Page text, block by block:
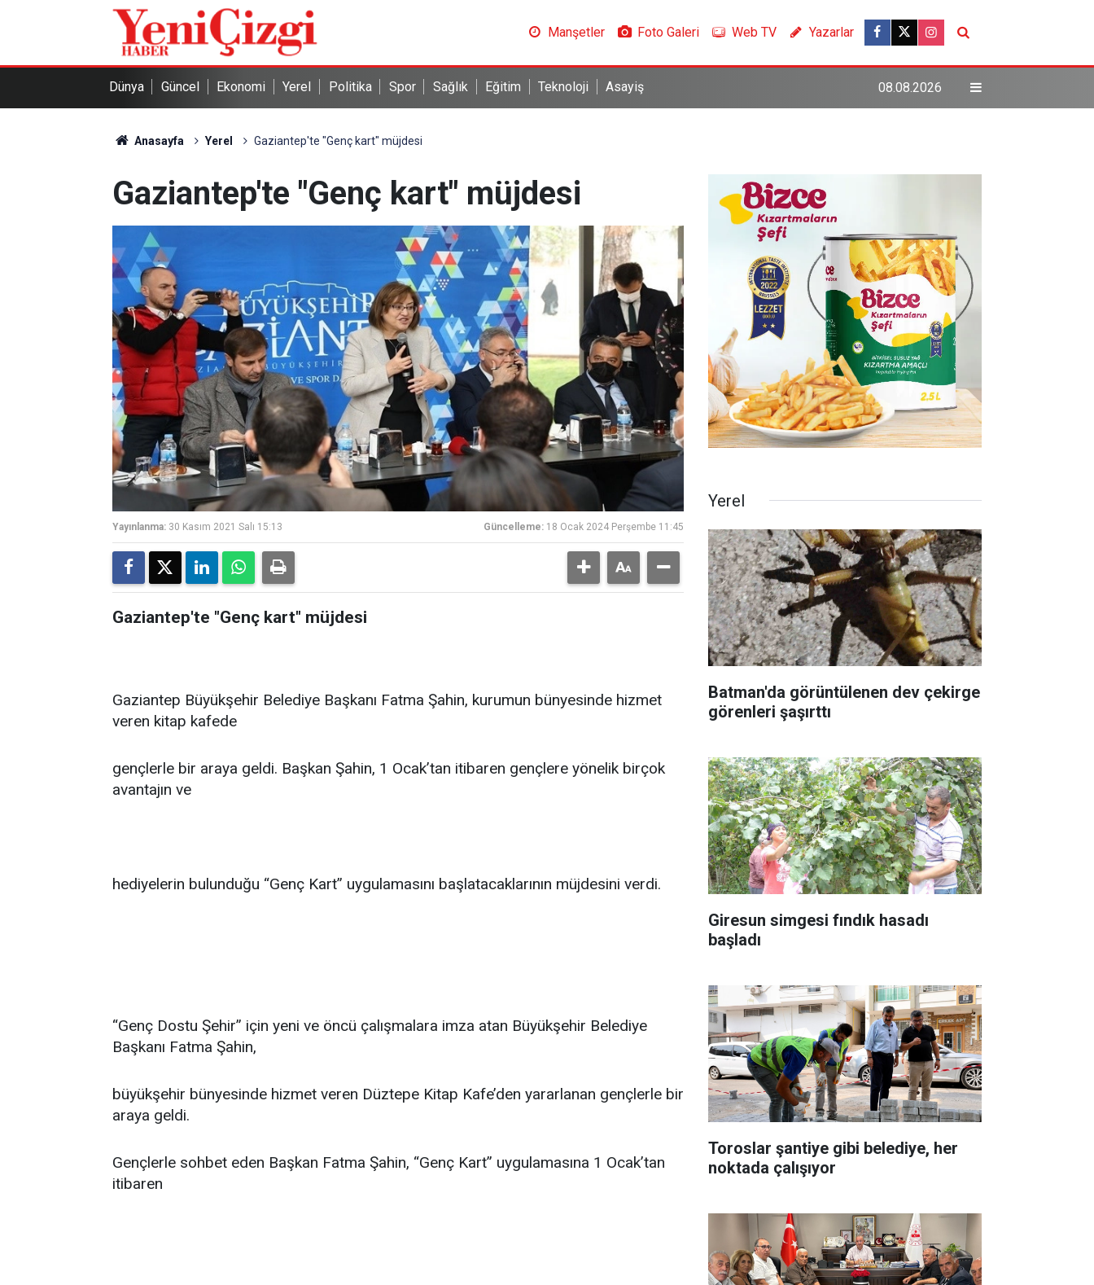
Manşetler Foto Galeri Web TV Yazarlar
Dünya Güncel Ekonomi Yerel Politika Spor Sağlık Eğitim Teknoloji Asayiş 08.08.2026
Anasayfa Yerel Gaziantep'te "Genç kart" müjdesi
Gaziantep'te "Genç kart" müjdesi
Yayınlanma: 30 Kasım 2021 Salı 15:13 Güncelleme: 18 Ocak 2024 Perşembe 11:45
Gaziantep'te "Genç kart" müjdesi
Gaziantep Büyükşehir Belediye Başkanı Fatma Şahin, kurumun bünyesinde hizmet
veren kitap kafede
gençlerle bir araya geldi. Başkan Şahin, 1 Ocak’tan itibaren gençlere yönelik birçok
avantajın ve
hediyelerin bulunduğu “Genç Kart” uygulamasını başlatacaklarının müjdesini verdi.
“Genç Dostu Şehir” için yeni ve öncü çalışmalara imza atan Büyükşehir Belediye
Başkanı Fatma Şahin,
büyükşehir bünyesinde hizmet veren Düztepe Kitap Kafe’den yararlanan gençlerle bir
araya geldi.
Gençlerle sohbet eden Başkan Fatma Şahin, “Genç Kart” uygulamasına 1 Ocak’tan
itibaren
Yerel
Batman'da görüntülenen dev çekirge
görenleri şaşırttı
Giresun simgesi fındık hasadı
başladı
Toroslar şantiye gibi belediye, her
noktada çalışıyor